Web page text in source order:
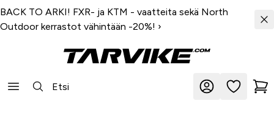
BACK TO ARKI! FXR- ja KTM - vaatteita sekä North
Outdoor kerrastot vähintään -20%! ›